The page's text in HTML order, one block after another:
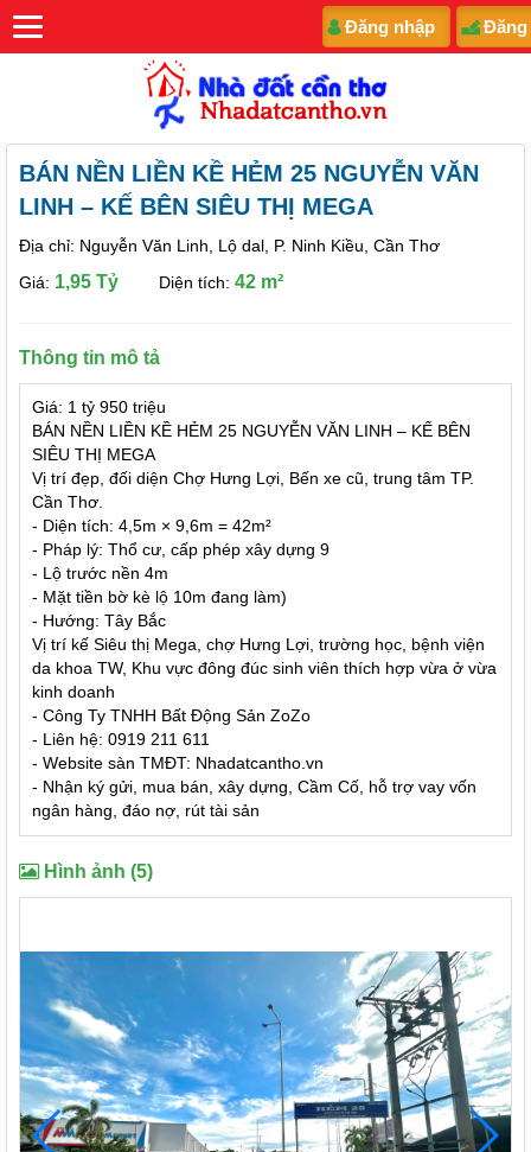
Đăng nhập Đăng
BÁN NỀN LIỀN KỀ HẺM 25 NGUYỄN VĂN
LINH – KẾ BÊN SIÊU THỊ MEGA
Địa chỉ: Nguyễn Văn Linh, Lộ dal, P. Ninh Kiều, Cần Thơ
Giá: 1,95 Tỷ Diện tích: 42 m²
Thông tin mô tả
Giá: 1 tỷ 950 triệu
BÁN NỀN LIỀN KỀ HẺM 25 NGUYỄN VĂN LINH – KẾ BÊN
SIÊU THỊ MEGA
Vị trí đẹp, đối diện Chợ Hưng Lợi, Bến xe cũ, trung tâm TP.
Cần Thơ.
- Diện tích: 4,5m × 9,6m = 42m²
- Pháp lý: Thổ cư, cấp phép xây dựng 9
- Lộ trước nền 4m
- Mặt tiền bờ kè lộ 10m đang làm)
- Hướng: Tây Bắc
Vị trí kế Siêu thị Mega, chợ Hưng Lợi, trường học, bệnh viện
da khoa TW, Khu vực đông đúc sinh viên thích hợp vừa ở vừa
kinh doanh
- Công Ty TNHH Bất Động Sản ZoZo
- Liên hệ: 0919 211 611
- Website sàn TMĐT: Nhadatcantho.vn
- Nhận ký gửi, mua bán, xây dựng, Cầm Cố, hỗ trợ vay vốn
ngân hàng, đáo nợ, rút tài sản
Hình ảnh (5)